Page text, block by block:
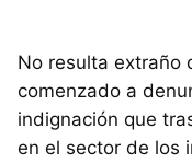
No resulta extraño
comenzado a
indignación que
en el sector de los